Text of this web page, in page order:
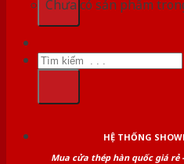
Chưa có sản phẩm
Tìm
kiếm:
HỆ THỐNG
Mua cửa thép hàn quốc giá rẻ